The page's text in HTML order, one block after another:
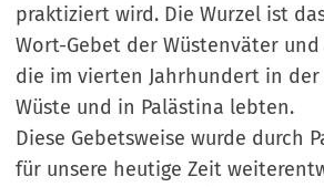
praktiziert wird. Die Wurzel ist
Wort-Gebet der Wüstenväter
die im vierten Jahrhundert in der
Wüste und in Palästina lebten.
Diese Gebetsweise wurde durch
für unsere heutige Zeit